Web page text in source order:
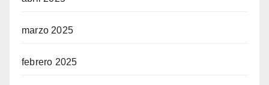
marzo 2025
febrero 2025